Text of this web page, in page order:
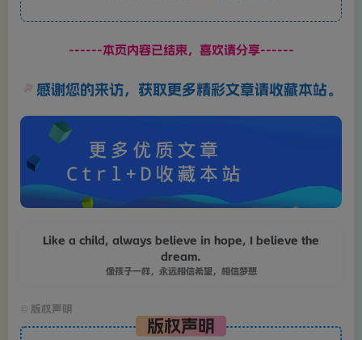
------本页内容已结束，喜欢请分享------
感谢您的来访，获取更多精彩文章请收藏本站。
Like a child, always believe in hope, I believe the
dream.
像孩子一样，永远相信希望，相信梦想
版权声明
版权声明